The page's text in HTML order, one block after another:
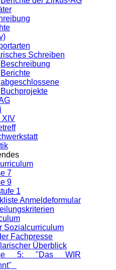
Schreiben
Beschreibung
Berichte
abgeschlossene
Buchprojekte
XIV
7
9
1
Anmeldeformular
Sozialcurriculum
Fachpresse
Überblick
5: "Das WIR